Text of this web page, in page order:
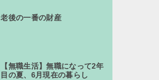
老後の一番の財産
【無職生活】無職になって2年
目の夏、6月現在の暮らし